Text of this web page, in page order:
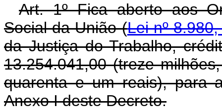
Art. 1º Fica aberto aos
Social da União (Lei nº
da Justiça do Trabalho,
13.254.041,00 (treze
quarenta e um reais), para
Anexo I deste Decreto.